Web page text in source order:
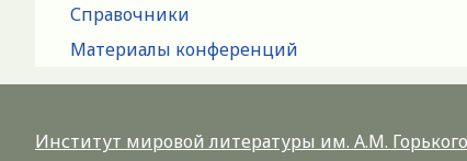
Справочники
Материалы конференций
Институт мировой литературы им. А.М.